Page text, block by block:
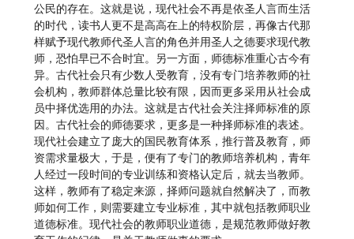
公民的存在。这就是说，现代社会不再是依圣人言而生活
的时代，读书人更不是高高在上的特权阶层，再像古代那
样赋予现代教师代圣人言的角色并用圣人之德要求现代教
师，恐怕早已不合时宜。另一方面，师德标准重心古今有
异。古代社会只有少数人受教育，没有专门培养教师的社
会机构，教师群体总量比较有限，因而更多采用从社会成
员中择优选用的办法。这就是古代社会关注择师标准的原
因。古代社会的师德要求，更多是一种择师标准的表述。
现代社会建立了庞大的国民教育体系，推行普及教育，师
资需求量极大，于是，便有了专门的教师培养机构，青年
人经过一段时间的专业训练和资格认定后，就去当教师。
这样，教师有了稳定来源，择师问题就自然解决了，而教
师如何工作，则需要建立专业标准，其中就包括教师职业
道德标准。现代社会的教师职业道德，是规范教师做好教